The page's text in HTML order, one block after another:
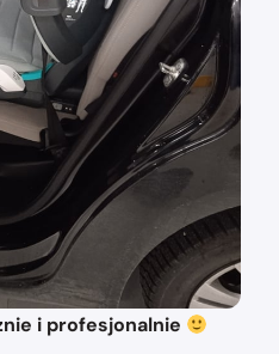
i profesjonalnie